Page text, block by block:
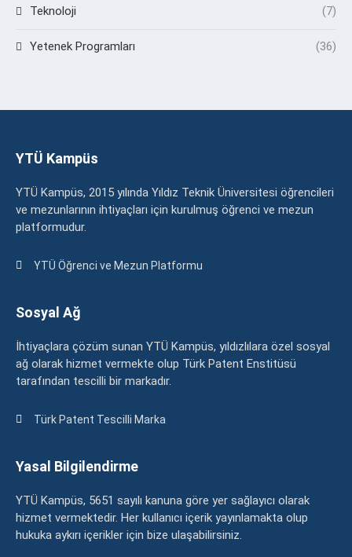
Teknoloji (7)
Yetenek Programları (36)
YTÜ Kampüs
YTÜ Kampüs, 2015 yılında Yıldız Teknik Üniversitesi öğrencileri
ve mezunlarının ihtiyaçları için kurulmuş öğrenci ve mezun
platformudur.
YTÜ Öğrenci ve Mezun Platformu
Sosyal Ağ
İhtiyaçlara çözüm sunan YTÜ Kampüs, yıldızlılara özel sosyal
ağ olarak hizmet vermekte olup Türk Patent Enstitüsü
tarafından tescilli bir markadır.
Türk Patent Tescilli Marka
Yasal Bilgilendirme
YTÜ Kampüs, 5651 sayılı kanuna göre yer sağlayıcı olarak
hizmet vermektedir. Her kullanıcı içerik yayınlamakta olup
hukuka aykırı içerikler için bize ulaşabilirsiniz.